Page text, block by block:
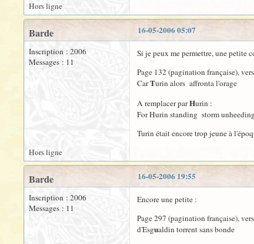
Hors ligne
16-05-2006 05:07
Barde
Inscription : 2006
Messages : 11
Si je peux me permettre, une petite
Page 132 (pagination française),
CarTurin alors affronta l'orage
A remplacer parHurin :
For Hurin standing storm
Turin était encore trop jeune à
Hors ligne
16-05-2006 19:55
Barde
Inscription : 2006
Messages : 11
Encore une petite :
Page 297 (pagination française),
d'Esgualdin torrent sans bonde